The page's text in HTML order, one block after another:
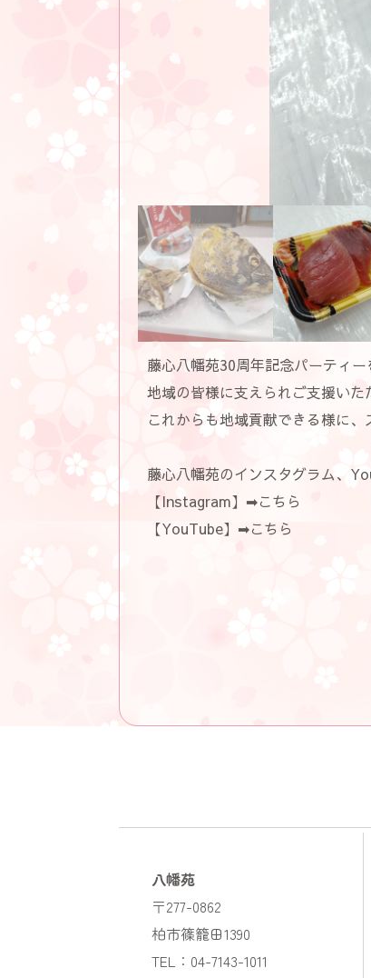
藤心八幡苑30周年記念パーティー
地域の皆様に支えられご支援いた
これからも地域貢献できる様に
藤心八幡苑のインスタグラム、
【Instagram】➡こちら
【YouTube】➡こちら
八幡苑
〒277-0862
柏市篠籠田1390
TEL：04-7143-1011